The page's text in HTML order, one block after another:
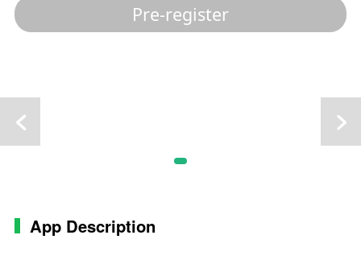
Pre-register
App Description